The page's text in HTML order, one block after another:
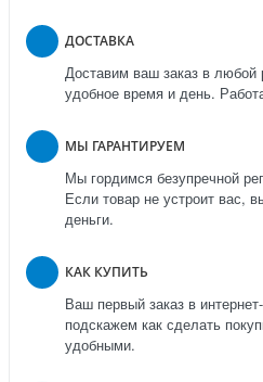
ДОСТАВКА
Доставим ваш заказ в любой
удобное время и день.
МЫ ГАРАНТИРУЕМ
Мы гордимся безупречной
Если товар не устроит вас,
деньги.
КАК КУПИТЬ
Ваш первый заказ в
подскажем как сделать
удобными.